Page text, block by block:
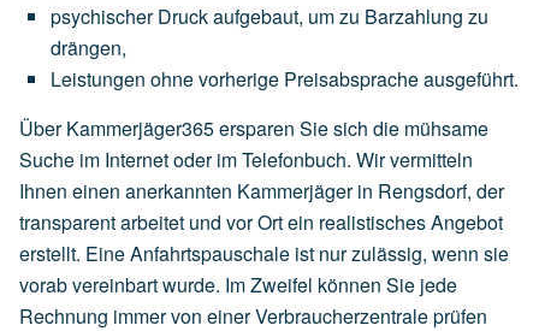
psychischer Druckaufgebaut, umzu Barzahlung zu
drängen,
Leistungen ohnevorherige Preisabspracheausgeführt.
Über Kammerjäger365 ersparen Sie sich die mühsame
Suche im Internet oder im Telefonbuch. Wir vermitteln
Ihnen einen anerkannten Kammerjäger in Rengsdorf, der
transparent arbeitet und vor Ort ein realistisches Angebot
erstellt. Eine Anfahrtspauschale ist nur zulässig, wenn sie
vorab vereinbart wurde. Im Zweifel können Sie jede
Rechnung immer von einer Verbraucherzentrale prüfen